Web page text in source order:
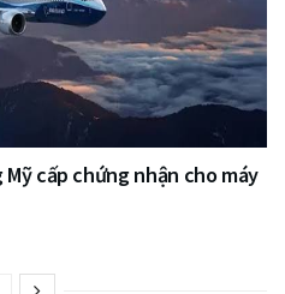
cấp chứng nhận cho máy